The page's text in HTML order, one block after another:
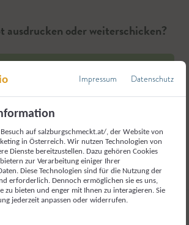
ausdrucken oder weiterschicken?
Teilen
Liken
Impressum Datenschutz
auf salzburgschmeckt.at/, der Website von
in Österreich. Wir nutzen Technologien von
Dienste bereitzustellen. Dazu gehören Cookies
zur Verarbeitung einiger Ihrer
Diese Technologien sind für die Nutzung der
erforderlich. Dennoch ermöglichen sie es uns,
zu bieten und enger mit Ihnen zu interagieren. Sie
jederzeit anpassen oder widerrufen.